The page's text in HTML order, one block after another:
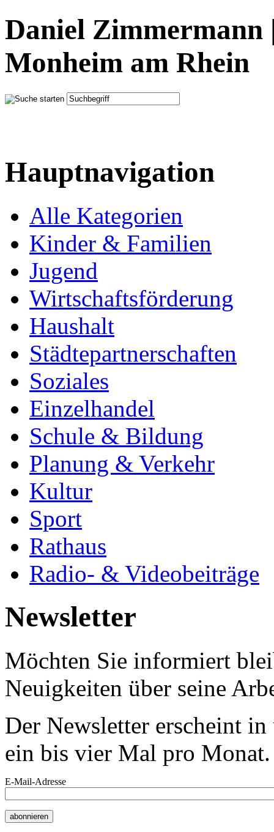
Daniel Zimmermann
Monheim am Rhein
Hauptnavigation
Alle Kategorien
Kinder & Familien
Jugend
Wirtschaftsförderung
Haushalt
Städtepartnerschaften
Soziales
Einzelhandel
Schule & Bildung
Planung & Verkehr
Kultur
Sport
Rathaus
Radio- & Videobeiträge
Newsletter
Möchten Sie informiert
Neuigkeiten über seine
Der Newsletter erscheint
ein bis vier Mal pro Monat.
E-Mail-Adresse